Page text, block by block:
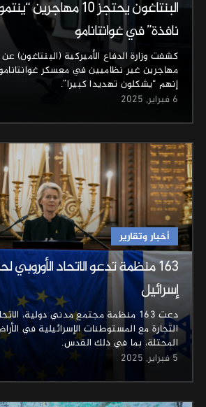
البنتاغون يحتجز 10
نافذة” في غوانتانامو
كشفت وزارة الدفاع الأميركية (البنتاغون)
مهاجرين غير نظاميين في معسكر
إنهم “يشكلون تهديدا كبيرا”.
6 فبراير, 2025
أخبار وتقارير
163 منظمة تدعو الاتحاد الأوروبي
إسرائيل
دعت 163 منظمة مجتمع مدني دولية،
التجارة مع المستوطنات الإسرائيلية في
المحتلة، بما في ذلك القدس.
5 فبراير, 2025